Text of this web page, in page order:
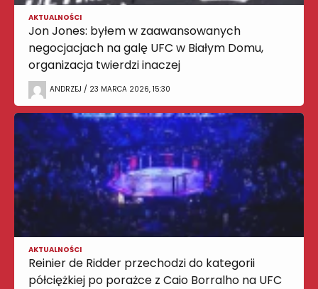
AKTUALNOŚCI
Jon Jones: byłem w zaawansowanych
negocjacjach na galę UFC w Białym Domu,
organizacja twierdzi inaczej
ANDRZEJ / 23 MARCA 2026, 15:30
AKTUALNOŚCI
Reinier de Ridder przechodzi do kategorii
półciężkiej po porażce z Caio Borralho na UFC